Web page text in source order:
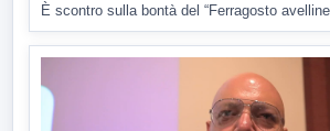
È scontro sulla bontà del “Ferragosto